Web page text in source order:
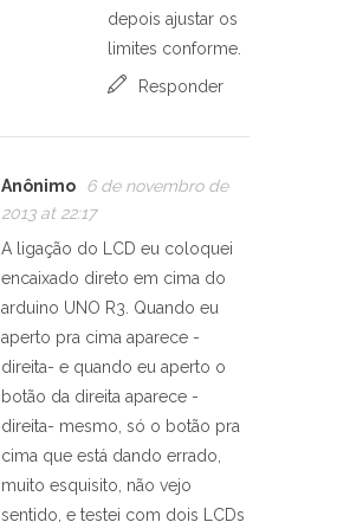
depois ajustar os
limites conforme.
Responder
Anônimo
6 de novembro de
2013 at 22:17
A ligação do LCD eu coloquei
encaixado direto em cima do
arduino UNO R3. Quando eu
aperto pra cima aparece -
direita- e quando eu aperto o
botão da direita aparece -
direita- mesmo, só o botão pra
cima que está dando errado,
muito esquisito, não vejo
sentido, e testei com dois LCDs